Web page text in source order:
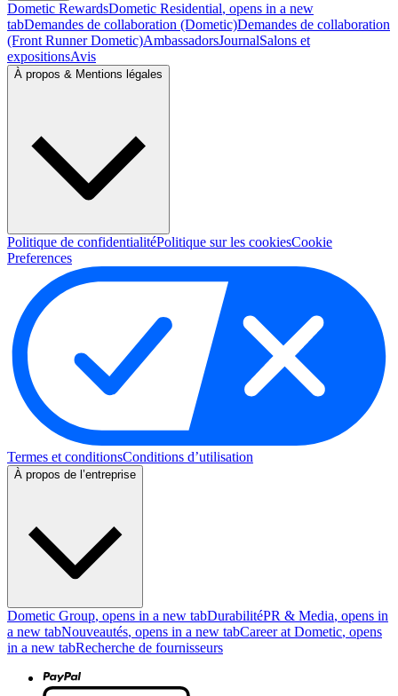
Dometic RewardsDometic Residential, opens in a new
tabDemandes de collaboration (Dometic)Demandes de collaboration
(Front Runner Dometic)AmbassadorsJournalSalons et
expositionsAvis
À propos & Mentions légales
Politique de confidentialitéPolitique sur les cookiesCookie
Preferences
Termes et conditionsConditions d’utilisation
À propos de l’entreprise
Dometic Group, opens in a new tabDurabilitéPR & Media, opens in
a new tabNouveautés, opens in a new tabCareer at Dometic, opens
in a new tabRecherche de fournisseurs